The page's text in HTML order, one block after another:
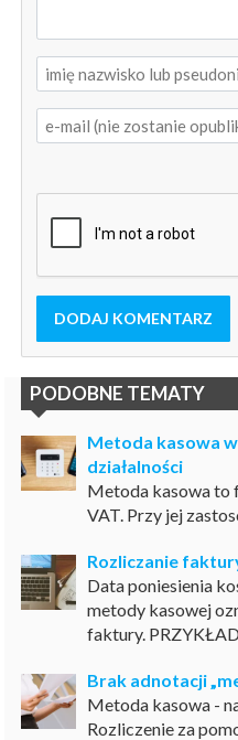
DODAJ KOMENTARZ
PODOBNE TEMATY
Metoda kasowa
działalności
Metoda kasowa to
VAT. Przy jej
Rozliczanie
Data poniesienia
metody kasowej
faktury.
Brak adnotacji
Metoda kasowa -
Rozliczenie za